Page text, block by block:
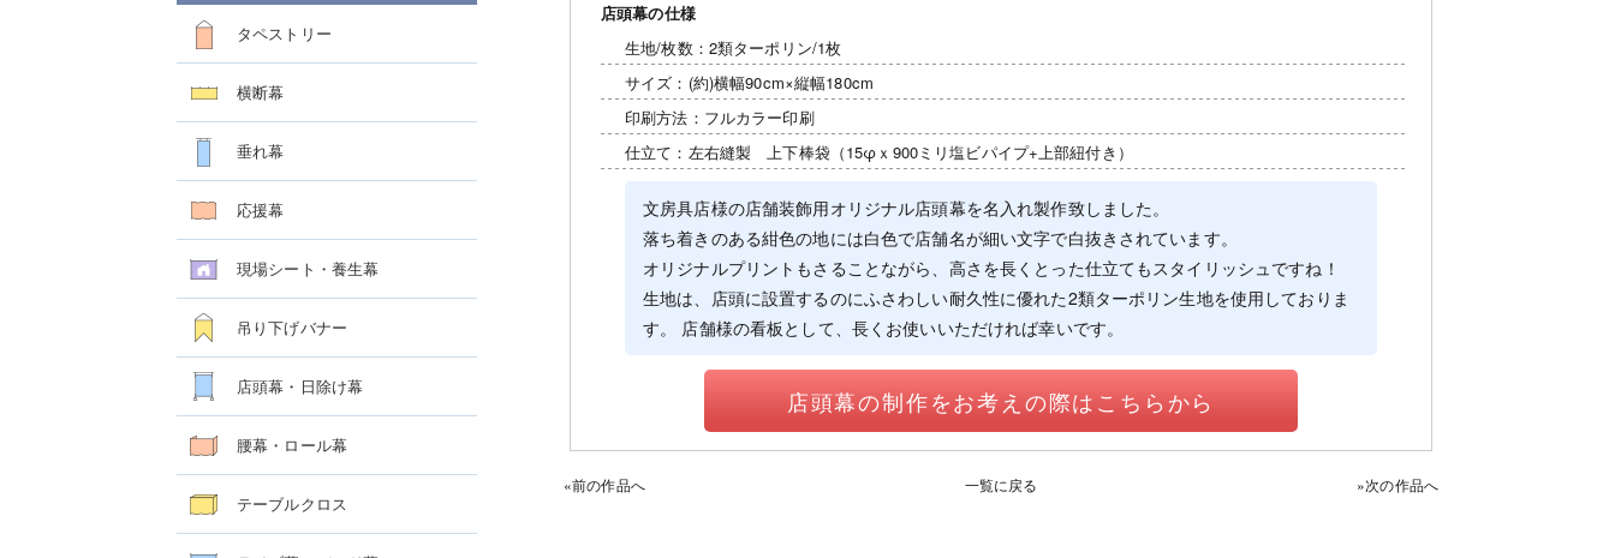
店頭幕の仕様
生地/枚数：2類ターポリン/1枚
サイズ：(約)横幅90cm×縦幅180cm
印刷方法：フルカラー印刷
仕立て：左右縫製 上下棒袋（15φｘ900ミリ塩ビパイプ+上部紐付き）
文房具店様の店舗装飾用オリジナル店頭幕を名入れ製作致しました。
落ち着きのある紺色の地には白色で店舗名が細い文字で白抜きされています。
オリジナルプリントもさることながら、高さを長くとった仕立てもスタイリッシュですね！
生地は、店頭に設置するのにふさわしい耐久性に優れた2類ターポリン生地を使用しておりま
す。 店舗様の看板として、長くお使いいただければ幸いです。
店頭幕の制作をお考えの際はこちらから
«前の作品へ »次の作品へ
一覧に戻る
タペストリー
横断幕
垂れ幕
応援幕
現場シート・養生幕
吊り下げバナー
店頭幕・日除け幕
腰幕・ロール幕
テーブルクロス